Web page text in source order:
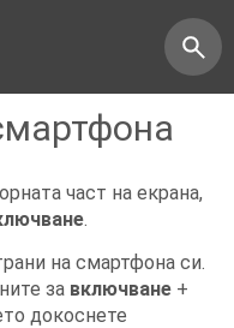
част на екрана,
.
на смартфона си.
за включване +
докоснете